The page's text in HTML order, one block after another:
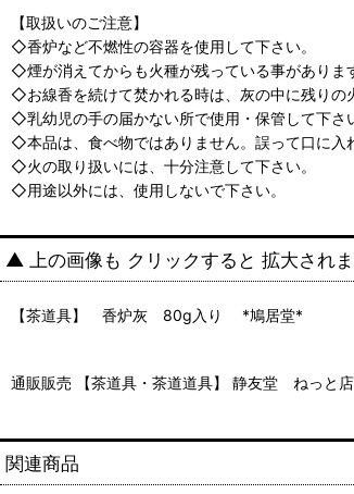
【取扱いのご注意】
◇香炉など不燃性の容器を使用して下さい。
◇煙が消えてからも火種が残っている事がありま
◇お線香を続けて焚かれる時は、灰の中に残りの
◇乳幼児の手の届かない所で使用・保管して下さ
◇本品は、食べ物ではありません。誤って口に入
◇火の取り扱いには、十分注意して下さい。
◇用途以外には、使用しないで下さい。
▲ 上の画像も クリックすると 拡大され
【茶道具】 香炉灰 80g入り *鳩居堂*
通販販売 【茶道具・茶道道具】 静友堂 ねっと店
関連商品